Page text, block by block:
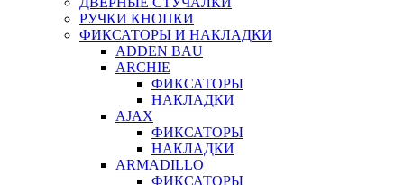
РУЧКИ КНОПКИ
ФИКСАТОРЫ И НАКЛАДКИ
ADDEN BAU
ARCHIE
ФИКСАТОРЫ
НАКЛАДКИ
AJAX
ФИКСАТОРЫ
НАКЛАДКИ
ARMADILLO
ФИКСАТОРЫ